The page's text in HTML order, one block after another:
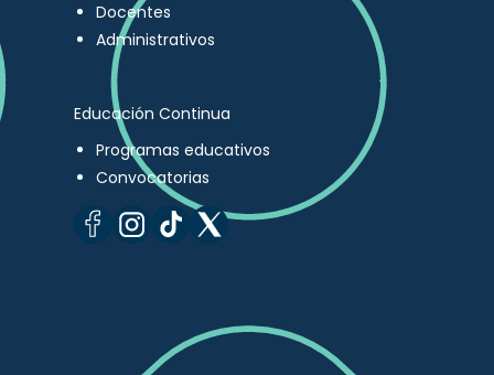
Docentes
Administrativos
Educación Continua
Programas educativos
Convocatorias